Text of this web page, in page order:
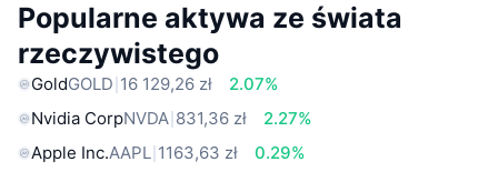
Popularne aktywa ze świata
rzeczywistego
GoldGOLD 16 129,26 zł
2.07%
Nvidia CorpNVDA 831,36 zł
2.27%
Apple Inc.AAPL 1163,63 zł
0.29%